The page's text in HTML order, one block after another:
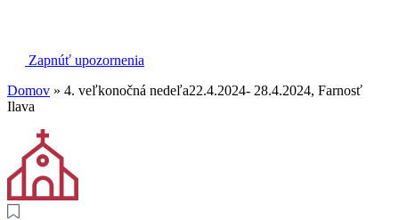
Zapnúť upozornenia
Domov » 4. veľkonočná nedeľa22.4.2024- 28.4.2024, Farnosť
Ilava